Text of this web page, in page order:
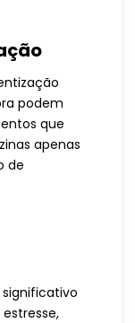
podem
que
apenas
de